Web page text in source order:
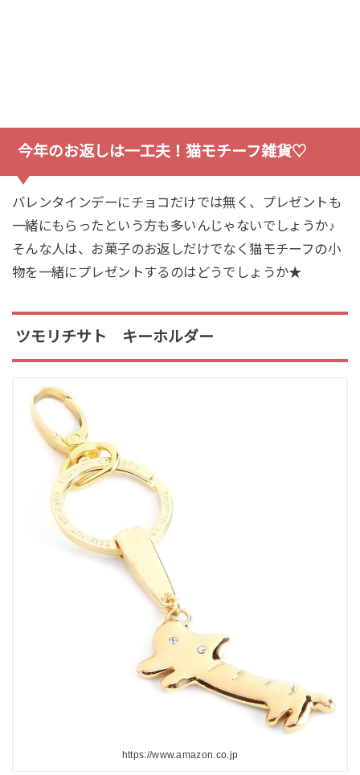
今年のお返しは一工夫！猫モチーフ雑貨♡
バレンタインデーにチョコだけでは無く、プレゼントも
一緒にもらったという方も多いんじゃないでしょうか♪
そんな人は、お菓子のお返しだけでなく猫モチーフの小
物を一緒にプレゼントするのはどうでしょうか★
ツモリチサト キーホルダー
https://www.amazon.co.jp